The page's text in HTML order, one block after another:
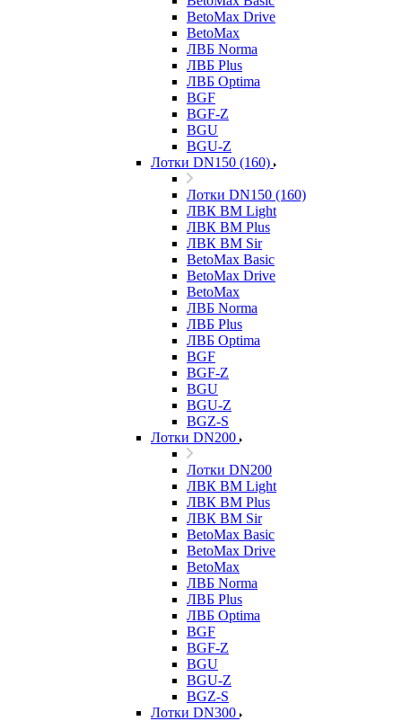
BetoMax Drive
BetoMax
ЛВБ Norma
ЛВБ Plus
ЛВБ Optima
BGF
BGF-Z
BGU
BGU-Z
Лотки DN150 (160)
Лотки DN150 (160)
ЛВК ВМ Light
ЛВК ВМ Plus
ЛВК ВМ Sir
BetoMax Basic
BetoMax Drive
BetoMax
ЛВБ Norma
ЛВБ Plus
ЛВБ Optima
BGF
BGF-Z
BGU
BGU-Z
BGZ-S
Лотки DN200
Лотки DN200
ЛВК ВМ Light
ЛВК ВМ Plus
ЛВК ВМ Sir
BetoMax Basic
BetoMax Drive
BetoMax
ЛВБ Norma
ЛВБ Plus
ЛВБ Optima
BGF
BGF-Z
BGU
BGU-Z
BGZ-S
Лотки DN300